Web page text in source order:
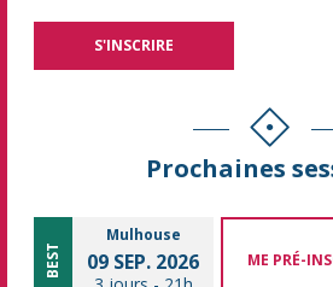
Prochaines
BEST
Mulhouse
09 SEP. 2026 ME PRÉ-